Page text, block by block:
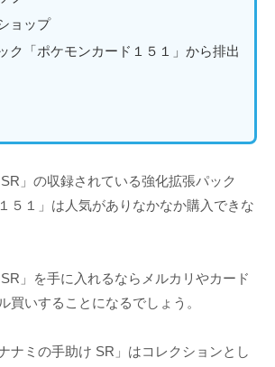
ョップ
ク「ポケモンカード１５１」から排出
SR」の収録されている強化拡張パック
５１」は人気がありなかなか購入できな
SR」を手に入れるならメルカリやカード
買いすることになるでしょう。
ナミの手助け SR」はコレクションとし